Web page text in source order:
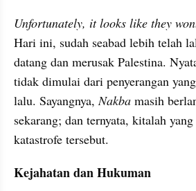
Unfortunately, it looks like they
Hari ini, sudah seabad lebih telah
datang dan merusak Palestina.
tidak dimulai dari penyerangan
lalu. Sayangnya, Nakba masih
sekarang; dan ternyata, kitalah
katastrofe tersebut.
Kejahatan dan Hukuman